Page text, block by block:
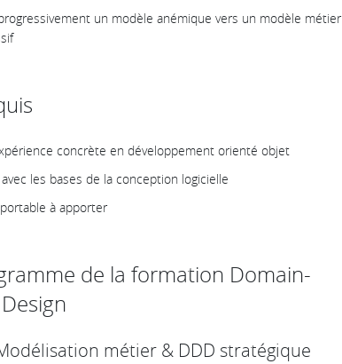
un modèle anémique vers un modèle métier
concrète en développement orienté objet
avec les bases de la conception logicielle
à apporter
de la formation Domain-
métier & DDD stratégique